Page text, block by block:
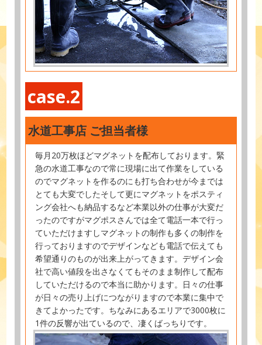
case.2
水道工事店 ご担当者様
毎月20万枚ほどマグネットを配布しております。緊
急の水道工事なので常に現場に出て作業をしている
のでマグネットを作るのにも打ち合わせが今までは
とても大変でしたそして更にマグネットをポスティ
ング会社へも納品するなど本業以外の仕事が大変だ
ったのですがマグポスさんでは全て電話一本で行っ
ていただけますしマグネットの制作も多くの制作を
行っておりますのでデザインなども電話で伝えても
希望通りのものが出来上がってきます。デザイン会
社で高い値段を出さなくてもそのまま制作して配布
していただけるので本当に助かります。日々の仕事
が日々の売り上げにつながりますので本業に集中で
きてよかったです。ちなみにあるエリアで3000枚に
1件の反響が出ているので、凄くばっちりです。